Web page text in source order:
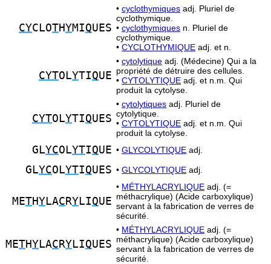
CYCLOTHYMIQUES
• cyclothymiques adj. Pluriel de
cyclothymique.
• cyclothymiques n. Pluriel de
cyclothymique.
• CYCLOTHYMIQUE adj. et n.
CYTOLYTIQUE
• cytolytique adj. (Médecine) Qui a la
propriété de détruire des cellules.
• CYTOLYTIQUE adj. et n.m. Qui
produit la cytolyse.
CYTOLYTIQUES
• cytolytiques adj. Pluriel de
cytolytique.
• CYTOLYTIQUE adj. et n.m. Qui
produit la cytolyse.
GLYCOLYTIQUE • GLYCOLYTIQUE adj.
GLYCOLYTIQUES • GLYCOLYTIQUE adj.
METHYLAC RYLIQUE
• MÉTHYLACRYLIQUE adj. (=
méthacrylique) (Acide carboxylique)
servant à la fabrication de verres de
sécurité.
METHYLAC RYLIQUES
• MÉTHYLACRYLIQUE adj. (=
méthacrylique) (Acide carboxylique)
servant à la fabrication de verres de
sécurité.